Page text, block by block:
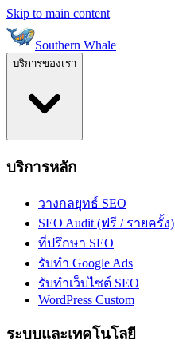
Skip to main content
Southern Whale
บริการของเรา
บริการหลัก
วางกลยุทธ์ SEO
SEO Audit (ฟรี / รายครั้ง)
ที่ปรึกษา SEO
รับทำ Google Ads
รับทำเว็บไซต์ SEO
WordPress Custom
ระบบและเทคโนโลยี